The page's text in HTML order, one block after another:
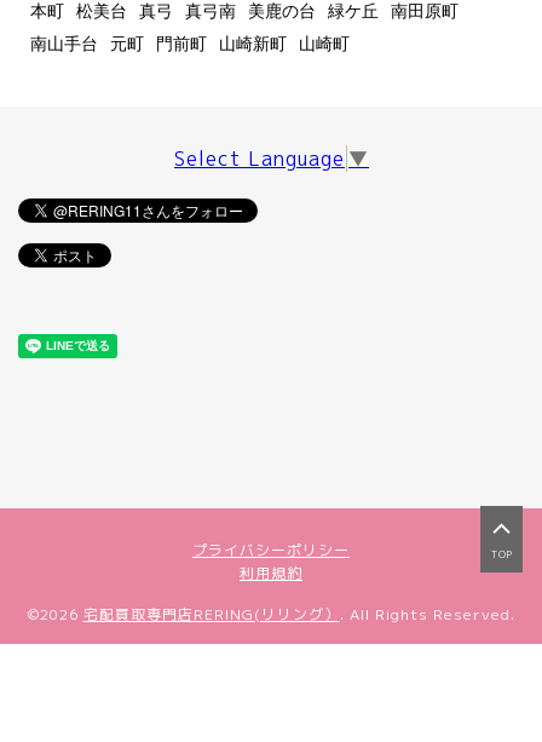
本町
松美台 真弓 真弓南 美鹿の台 緑ケ丘
南田原町
南山手台
元町 門前町 山崎新町 山崎町
Select Language ▼
プライバシーポリシー
利用規約
TOP
©2026 宅配買取専門店RERING(リリング） . All Rights Reserved.